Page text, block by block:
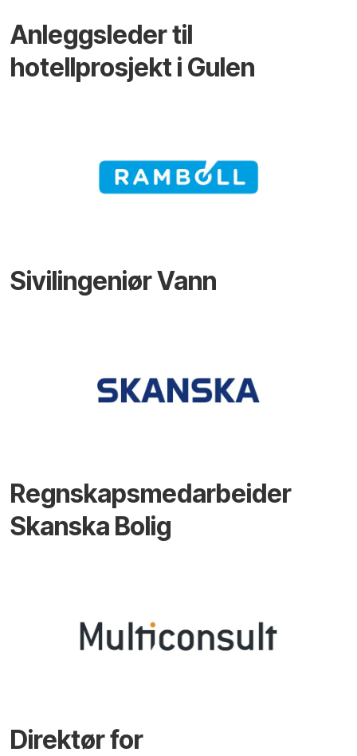
Anleggsleder til
hotellprosjekt i Gulen
Sivilingeniør Vann
Regnskapsmedarbeider
Skanska Bolig
Direktør for